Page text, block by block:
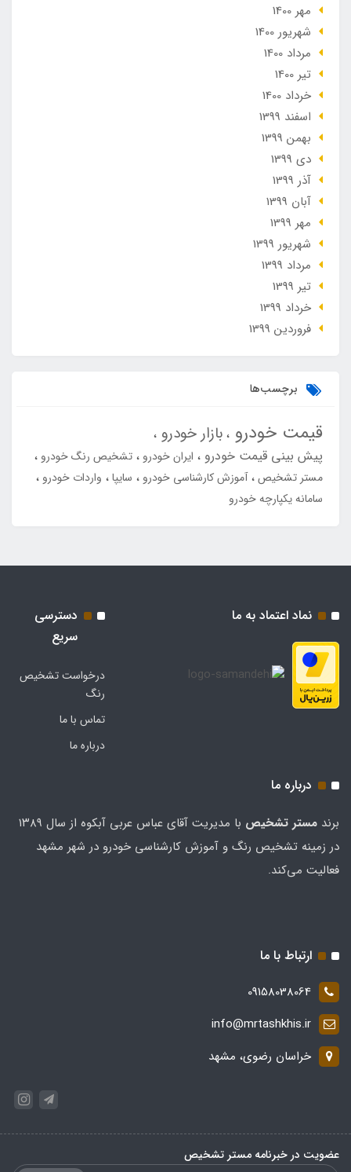
مهر 1400
شهریور 1400
مرداد 1400
تير 1400
خرداد 1400
اسفند 1399
بهمن 1399
دی 1399
آذر 1399
آبان 1399
مهر 1399
شهریور 1399
مرداد 1399
تير 1399
خرداد 1399
فروردین 1399
برچسب‌ها
قیمت خودرو بازار خودرو
پیش بینی قیمت خودرو ایران خودرو
تشخیص رنگ خودرو
مستر تشخیص آموزش کارشناسی خودرو سایپا
واردات خودرو
سامانه یکپارچه خودرو
نماد اعتماد به ما
دسترسی
سریع
درخواست تشخیص
رنگ
تماس با ما
درباره ما
درباره ما
برند مستر تشخيص
با مدیریت آقای عباس عربی آبکوه از سال ۱۳۸۹
در زمینه تشخیص رنگ و آموزش کارشناسی خودرو در شهر مشهد
فعالیت می‌کند.
ارتباط با ما
09158038064
info@mrtashkhis.ir
خراسان رضوی، مشهد
عضویت در خبرنامه مستر تشخیص